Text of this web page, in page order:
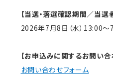
【当選・落選確認期間／当選
2026年7月8日（水）13:00～
【お申込みに関するお問い合
お問い合わせフォーム